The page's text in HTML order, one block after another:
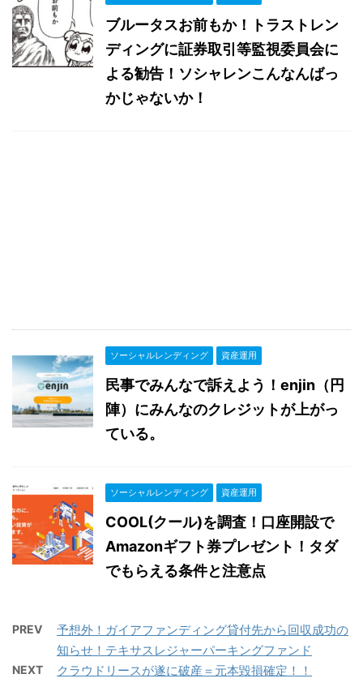
ブルータスお前もか！トラストレン
ディングに証券取引等監視委員会に
よる勧告！ソシャレンこんなんばっ
かじゃないか！
ソーシャルレンディング 資産運用
民事でみんなで訴えよう！enjin（円
陣）にみんなのクレジットが上がっ
ている。
ソーシャルレンディング 資産運用
COOL(クール)を調査！口座開設で
Amazonギフト券プレゼント！タダ
でもらえる条件と注意点
PREV
予想外！ガイアファンディング貸付先から回収成功の
知らせ！テキサスレジャーパーキングファンド
NEXT クラウドリースが遂に破産＝元本毀損確定！！